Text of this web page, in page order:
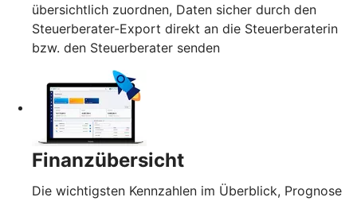
übersichtlich zuordnen, Daten sicher durch den
Steuerberater-Export direkt an die Steuerberaterin
bzw. den Steuerberater senden
Finanzübersicht
Die wichtigsten Kennzahlen im Überblick, Prognose